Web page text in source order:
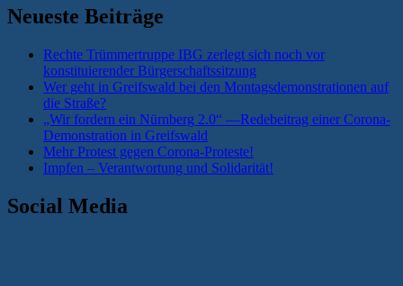
Neueste Beiträge
Rechte Trümmertruppe IBG zerlegt sich noch vor
konstituierender Bürgerschaftssitzung
Wer geht in Greifswald bei den Montagsdemonstrationen auf
die Straße?
„Wir fordern ein Nürnberg 2.0“ —Redebeitrag einer Corona-
Demonstration in Greifswald
Mehr Protest gegen Corona-Proteste!
Impfen – Verantwortung und Solidarität!
Social Media